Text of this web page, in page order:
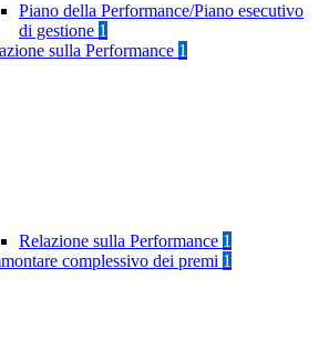
Piano della Performance/Piano esecutivo
di gestione 1
sulla Performance 1
Relazione sulla Performance 1
complessivo dei premi 1